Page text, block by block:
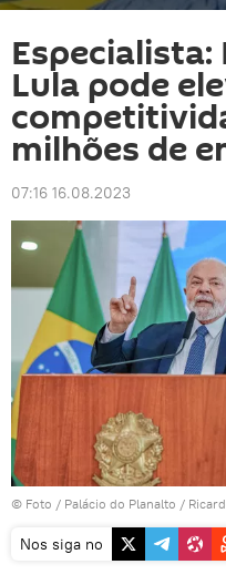
Especialista:
Lula pode
milhões de
07:16 16.08.2023
© Foto / Palácio do Planalto /
Nos siga no